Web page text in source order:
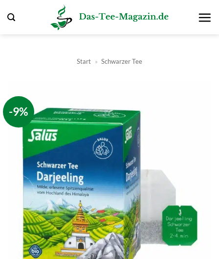
Inhalt
Start » Schwarzer Tee
-9%